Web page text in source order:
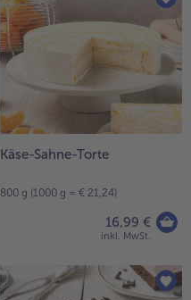
Käse-Sahne-Torte
800 g (1000 g = € 21,24)
16,99 €
inkl. MwSt.